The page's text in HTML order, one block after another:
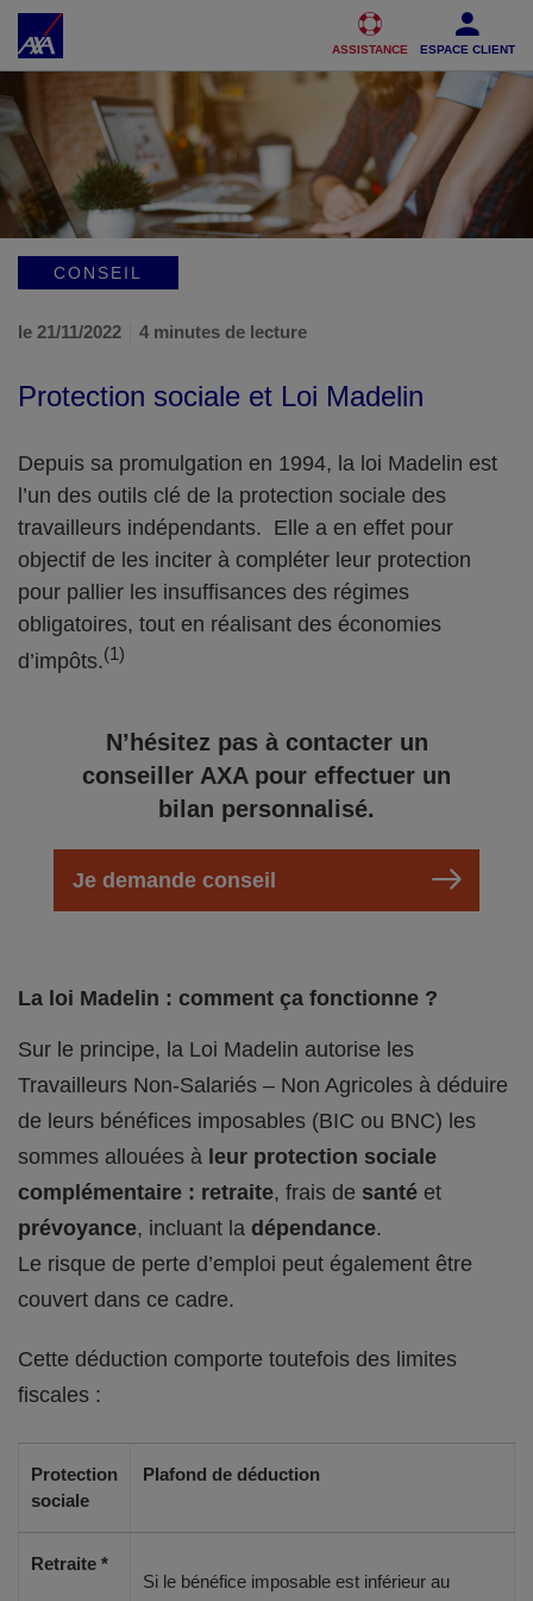
Accéder au Contenu Accéder au Pied de page
ASSISTANCE ESPACE CLIENT
CONSEIL
le 21/11/2022 4 minutes de lecture
Protection sociale et Loi Madelin
Depuis sa promulgation en 1994, la loi Madelin est
l’un des outils clé de la protection sociale des
travailleurs indépendants. Elle a en effet pour
objectif de les inciter à compléter leur protection
pour pallier les insuffisances des régimes
obligatoires, tout en réalisant des économies
d’impôts.(1)
N’hésitez pas à contacter un
conseiller AXA pour effectuer un
bilan personnalisé.
Je demande conseil
La loi Madelin : comment ça fonctionne ?
Sur le principe, la Loi Madelin autorise les
Travailleurs Non-Salariés – Non Agricoles à déduire
de leurs bénéfices imposables (BIC ou BNC) les
sommes allouées à leur protection sociale
complémentaire : retraite, frais de santé et
prévoyance, incluant la dépendance.
Le risque de perte d’emploi peut également être
couvert dans ce cadre.
Cette déduction comporte toutefois des limites
fiscales :
Protection
sociale
Plafond de déduction
Retraite *
Si le bénéfice imposable est inférieur au